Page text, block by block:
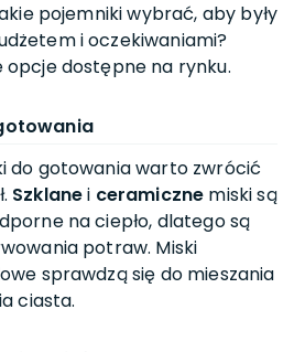
pojemniki wybrać, aby były
i oczekiwaniami?
opcje dostępne na rynku.
do gotowania warto zwrócić
Szklanei ceramiczne miski są
na ciepło, dlatego są
potraw. Miski
sprawdzą się do mieszania
ciasta.